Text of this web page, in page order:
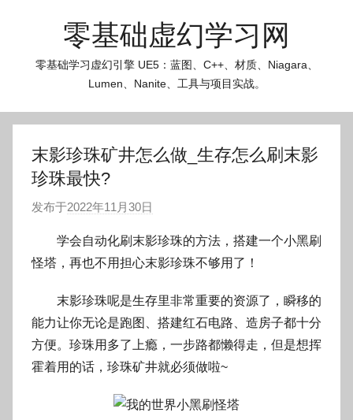
零基础虚幻学习网
零基础学习虚幻引擎 UE5：蓝图、C++、材质、Niagara、
Lumen、Nanite、工具与项目实战。
末影珍珠矿井怎么做_生存怎么刷末影
珍珠最快?
发布于2022年11月30日
:
O
g
o
g
o
o
学会自动化刷末影珍珠的方法，搭建一个小黑刷
怪塔，再也不用担心末影珍珠不够用了！
末影珍珠呢是生存里非常重要的资源了，瞬移的
能力让你无论是跑图、搭建红石电路、造房子都十分
方便。珍珠用多了上瘾，一步路都懒得走，但是想挥
霍着用的话，珍珠矿井就必须做啦~